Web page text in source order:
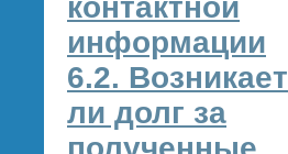
контактной
информации
6.2. Возникает
ли долг за